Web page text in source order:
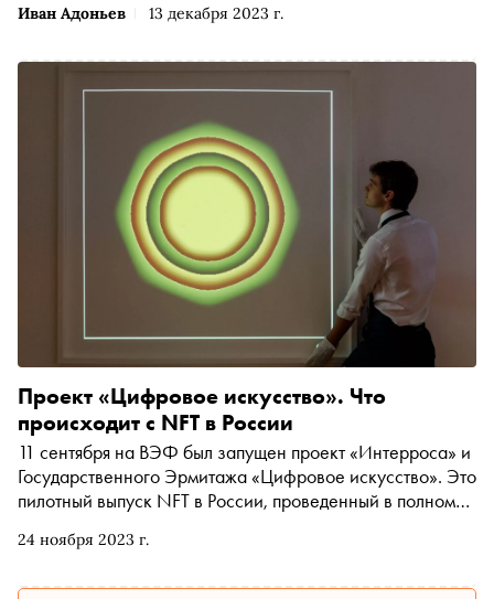
Иван Адоньев 13 декабря 2023 г.
24 ноября 2023 г.
Проект «Цифровое искусство». Что
происходит с NFT в России
11 сентября на ВЭФ был запущен проект «Интерроса» и
Государственного Эрмитажа «Цифровое искусство». Это
пилотный выпуск NFT в России, проведенный в полном
торговать в России и чем интересен проект «Цифровое